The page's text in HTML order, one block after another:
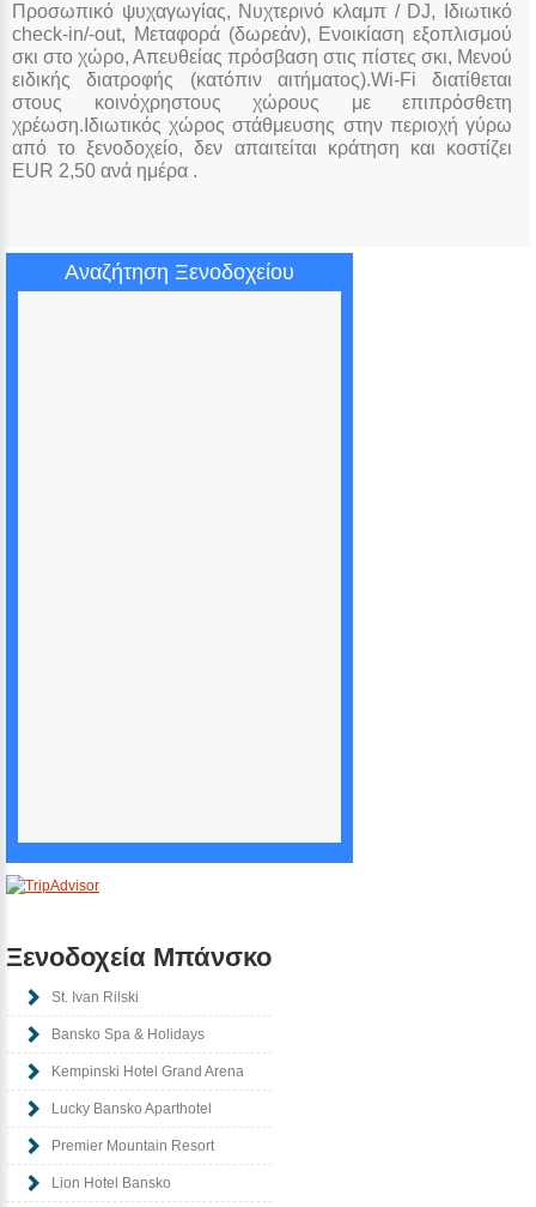
Προσωπικό ψυχαγωγίας, Νυχτερινό κλαμπ / DJ, Ιδιωτικό
check-in/-out, Μεταφορά (δωρεάν), Ενοικίαση εξοπλισμού
σκι στο χώρο, Απευθείας πρόσβαση στις πίστες σκι, Μενού
ειδικής διατροφής (κατόπιν αιτήματος).Wi-Fi διατίθεται
στους κοινόχρηστους χώρους με επιπρόσθετη
χρέωση.Ιδιωτικός χώρος στάθμευσης στην περιοχή γύρω
από το ξενοδοχείο, δεν απαιτείται κράτηση και κοστίζει
EUR 2,50 ανά ημέρα .
Αναζήτηση Ξενοδοχείου
Ξενοδοχεία Μπάνσκο
St. Ivan Rilski
Bansko Spa & Holidays
Kempinski Hotel Grand Arena
Lucky Bansko Aparthotel
Premier Mountain Resort
Lion Hotel Bansko